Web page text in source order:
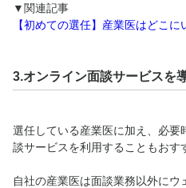
▼関連記事
【初めての選任】産業医はどこ
3.オンライン面談サービスを
選任している産業医に加え、必
談サービスを利用することもおす
自社の産業医は面談業務以外に